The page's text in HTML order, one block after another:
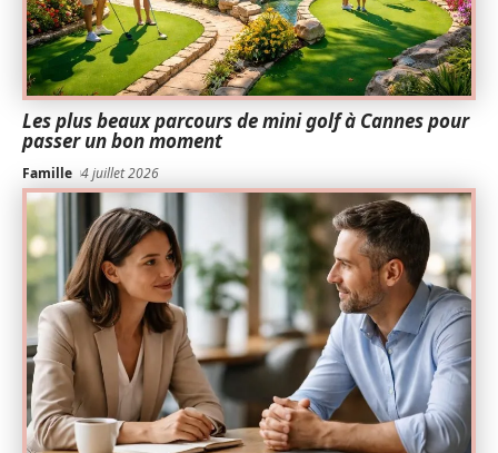
Les plus beaux parcours de mini golf à Cannes pour
passer un bon moment
Famille 4 juillet 2026